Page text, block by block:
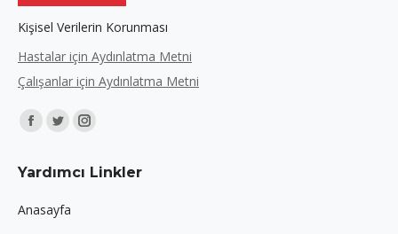
Kişisel Verilerin Korunması
Hastalar için Aydınlatma Metni
Çalışanlar için Aydınlatma Metni
Find us on:
Facebook
opens
new
Twitter
opens
new
Instagram
opens
Yardımcı Linkler
Anasayfa